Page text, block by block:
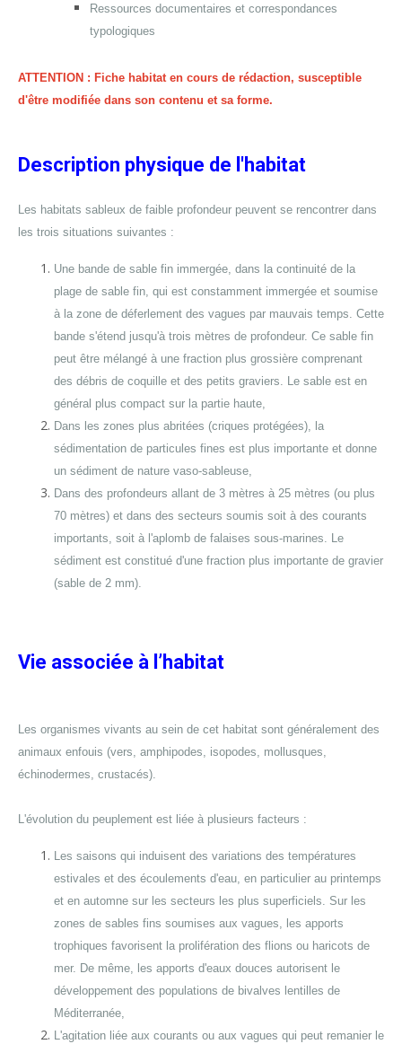
Ressources documentaires et correspondances
typologiques
ATTENTION : Fiche habitat en cours de rédaction, susceptible
d'être modifiée dans son contenu et sa forme.
Description physique de l'habitat
Les habitats sableux de faible profondeur peuvent se rencontrer dans
les trois situations suivantes :
Une bande de sable fin immergée, dans la continuité de la
plage de sable fin, qui est constamment immergée et soumise
à la zone de déferlement des vagues par mauvais temps. Cette
bande s'étend jusqu'à trois mètres de profondeur. Ce sable fin
peut être mélangé à une fraction plus grossière comprenant
des débris de coquille et des petits graviers. Le sable est en
général plus compact sur la partie haute,
Dans les zones plus abritées (criques protégées), la
sédimentation de particules fines est plus importante et donne
un sédiment de nature vaso-sableuse,
Dans des profondeurs allant de 3 mètres à 25 mètres (ou plus
70 mètres) et dans des secteurs soumis soit à des courants
importants, soit à l'aplomb de falaises sous-marines. Le
sédiment est constitué d'une fraction plus importante de gravier
(sable de 2 mm).
Vie associée à l’habitat
Les organismes vivants au sein de cet habitat sont généralement des
animaux enfouis (vers, amphipodes, isopodes, mollusques,
échinodermes, crustacés).
L'évolution du peuplement est liée à plusieurs facteurs :
Les saisons qui induisent des variations des températures
estivales et des écoulements d'eau, en particulier au printemps
et en automne sur les secteurs les plus superficiels. Sur les
zones de sables fins soumises aux vagues, les apports
trophiques favorisent la prolifération des flions ou haricots de
mer. De même, les apports d'eaux douces autorisent le
développement des populations de bivalves lentilles de
Méditerranée,
L'agitation liée aux courants ou aux vagues qui peut remanier le